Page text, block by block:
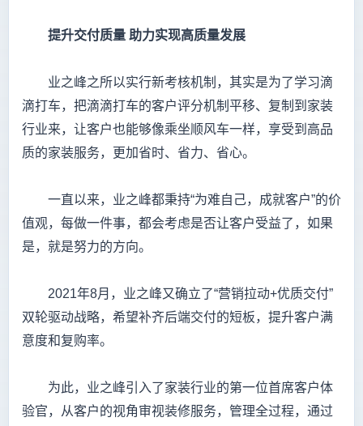
提升交付质量 助力实现高质量发展
业之峰之所以实行新考核机制，其实是为了学习滴
滴打车，把滴滴打车的客户评分机制平移、复制到家装
行业来，让客户也能够像乘坐顺风车一样，享受到高品
质的家装服务，更加省时、省力、省心。
一直以来，业之峰都秉持“为难自己，成就客户”的价
值观，每做一件事，都会考虑是否让客户受益了，如果
是，就是努力的方向。
2021年8月，业之峰又确立了“营销拉动+优质交付”
双轮驱动战略，希望补齐后端交付的短板，提升客户满
意度和复购率。
为此，业之峰引入了家装行业的第一位首席客户体
验官，从客户的视角审视装修服务，管理全过程，通过